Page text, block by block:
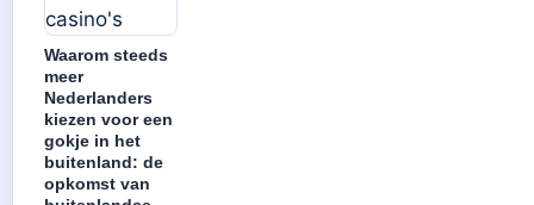
Waarom steeds
meer
Nederlanders
kiezen voor een
gokje in het
buitenland: de
opkomst van